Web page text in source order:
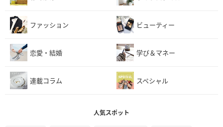
ファッション ビューティー
恋愛・結婚 学び＆マネー
連載コラム スペシャル
人気スポット